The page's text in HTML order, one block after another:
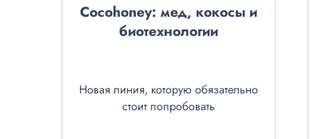
Cocohoney: мед, кокосы и
биотехнологии
Новая линия, которую обязательно
стоит попробовать